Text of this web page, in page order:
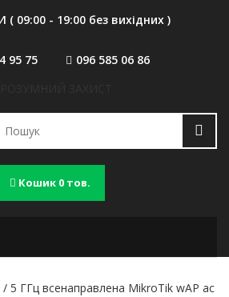
09:00 - 19:00 без вихідних )
95 75 096 585 06 86
Кошик0 тов.
5 ГГц всенаправлена MikroTik wAP ac